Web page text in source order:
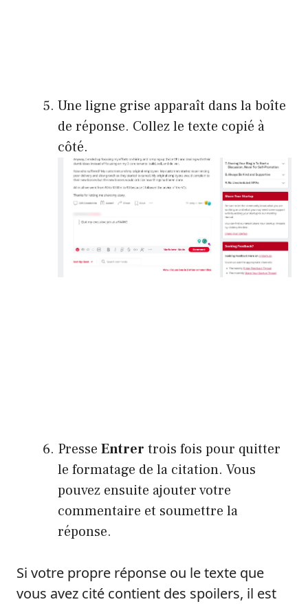
Une ligne grise apparaît dans la boîte
de réponse. Collez le texte copié à
côté.
Presse Entrer trois fois pour quitter
le formatage de la citation. Vous
pouvez ensuite ajouter votre
commentaire et soumettre la
réponse.
Si votre propre réponse ou le texte que
vous avez cité contient des spoilers, il est